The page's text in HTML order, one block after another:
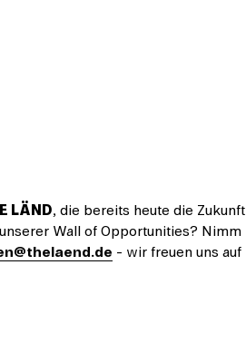
LÄND, die bereits heute die Zukunft
Wall of Opportunities? Nimm
- wir freuen uns auf